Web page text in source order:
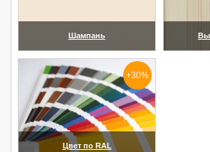
Шампань
Цвет по RAL
+30%